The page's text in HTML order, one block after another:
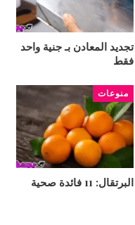
تجديد المعادن بـ جنية واحد
فقط
منوعات
البرتقال: 11 فائدة صحية